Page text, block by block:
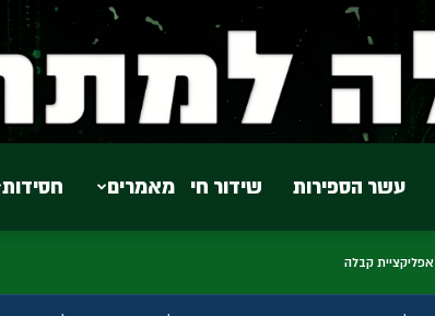
חסידות מאמרים שידור חי עשר הספירות
אפליקציית קבלה